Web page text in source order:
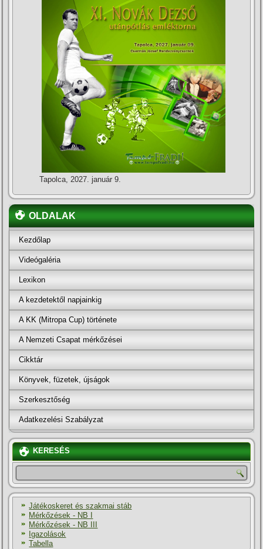
Tapolca, 2027. január 9.
OLDALAK
Kezdőlap
Videógaléria
Lexikon
A kezdetektől napjainkig
A KK (Mitropa Cup) története
A Nemzeti Csapat mérkőzései
Cikktár
Könyvek, füzetek, újságok
Szerkesztőség
Adatkezelési Szabályzat
KERESÉS
Játékoskeret és szakmai stáb
Mérkőzések - NB I
Mérkőzések - NB III
Igazolások
Tabella